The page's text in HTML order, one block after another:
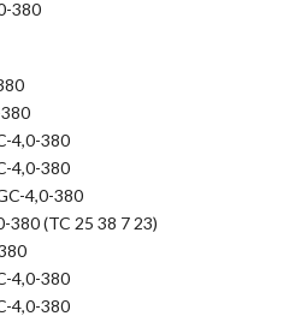
380
4,0-380
4,0-380
4,0-380
(TC 25 38 7 23)
4,0-380
4,0-380